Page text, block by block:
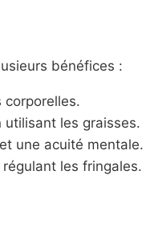
bénéfices :
corporelles.
utilisant les graisses.
une acuité mentale.
les fringales.